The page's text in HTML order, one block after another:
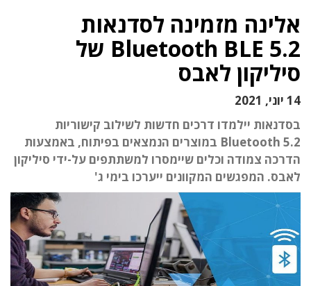
אלינה מזמינה לסדנאות
Bluetooth BLE 5.2 של
סיליקון לאבס
14 יוני, 2021
בסדנאות יילמדו דרכים חדשות לשילוב קישוריות
Bluetooth 5.2 במוצרים הנמצאים בפיתוח, באמצעות
הדרכה צמודה וכלים שיימסרו למשתתפים על-ידי סיליקון
לאבס. המפגשים המקוונים ייערכו בימי ג'